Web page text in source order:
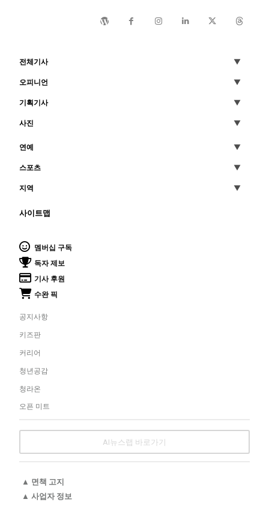
전체기사
오피니언
기획기사
사진
연예
스포츠
지역
사이트맵
멤버십 구독
독자 제보
기사 후원
수완 픽
공지사항
키즈판
커리어
청년공감
청라온
오픈 미트
AI뉴스랩 바로가기
▲ 면책 고지
▲ 사업자 정보